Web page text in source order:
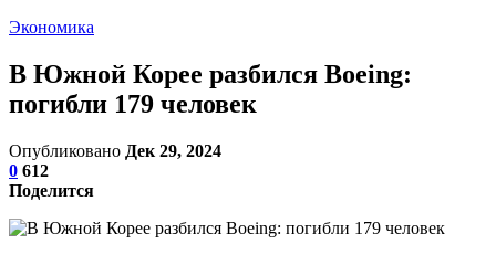
Экономика
В Южной Корее разбился Boeing:
погибли 179 человек
Опубликовано Дек 29, 2024
0 612
Поделится